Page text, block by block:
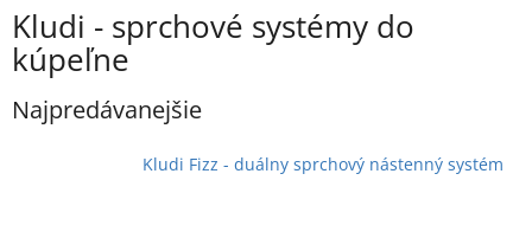
Kludi - sprchové systémy do
kúpeľne
Najpredávanejšie
Kludi Fizz - duálny sprchový nástenný systém